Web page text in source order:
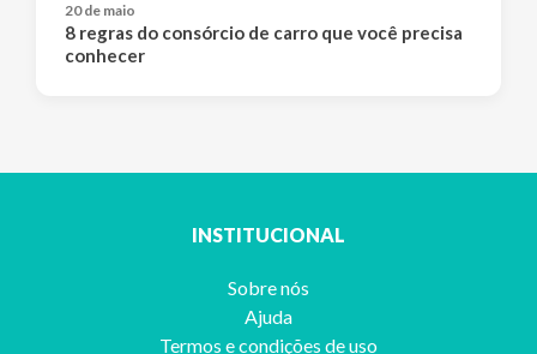
20 de maio
8 regras do consórcio de carro que você precisa
conhecer
INSTITUCIONAL
Sobre nós
Ajuda
Termos e condições de uso